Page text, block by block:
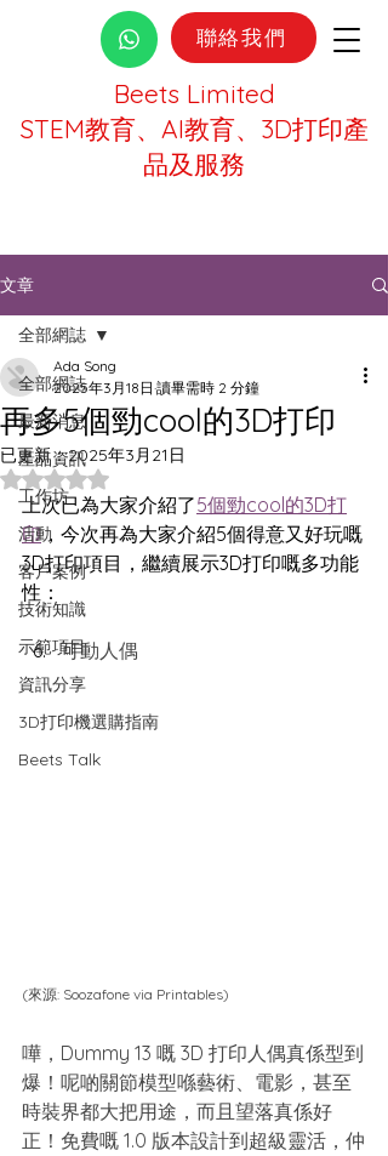
Beets Limited
STEM教育、AI教育、3D打印產
品及服務
聯絡我們
文章
全部網誌
最新消息
產品資訊
工作坊
活動
客戶案例
技術知識
示範項目
資訊分享
3D打印機選購指南
Beets Talk
全部網誌
再多5個勁cool的3D打印
Ada Song
2025年3月18日 讀畢需時 2 分鐘
已更新：2025年3月21日
評等為 NaN（最高為 5 顆星）。
上次已為大家介紹了5個勁cool的3D打
印，今次再為大家介紹5個得意又好玩嘅
3D打印項目，繼續展示3D打印嘅多功能
性：
可動人偶
(來源: Soozafone via Printables)
嘩，Dummy 13 嘅 3D 打印人偶真係型到
爆！呢啲關節模型喺藝術、電影，甚至
時裝界都大把用途，而且望落真係好
正！免費嘅 1.0 版本設計到超級靈活，仲